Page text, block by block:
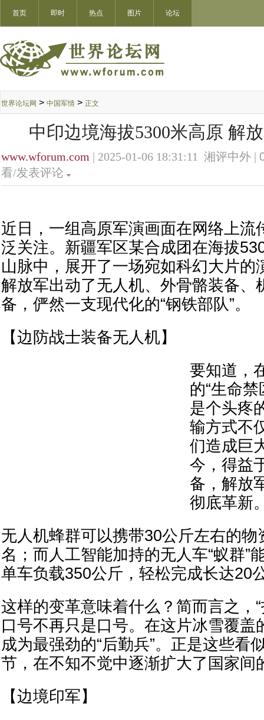
首页 即时 热点 图片 论坛
世界论坛网 > 中国军情 > 正文
中印边境海拔5300米高原 解
www.wforum.com | 2025-01-06 18:31:11 湘评中外 |
看/发表评论
近日，一组高原军演画面在网络上流
泛关注。新疆军区某合成团在海拔
山脉中，展开了一场宛如科幻大片的
解放军出动了无人机、外骨骼装备、
备，俨然一支现代化的“钢铁部队”。
【边防战士装备无人机】
要知道，
的“生命
是个头疼
输方式不
们造成巨
今，得益
备，解放
彻底革新
无人机蜂群可以携带30公斤左右的物
名；而人工智能加持的无人车“蚁群”
单车负载350公斤，轻松完成长达20
这样的变革意味着什么？简而言之，
口号不再只是口号。在这片冰雪覆盖
成为最强劲的“后勤兵”。正是这些看
节，在不知不觉中逐渐扩大了国家间
【边境印军】